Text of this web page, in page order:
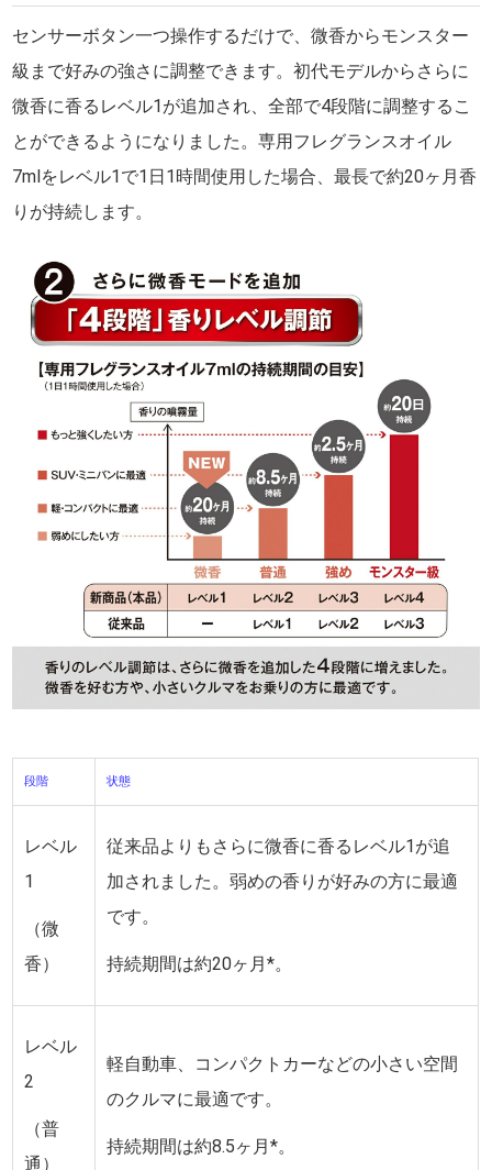
センサーボタン一つ操作するだけで、微香からモンスター
級まで好みの強さに調整できます。初代モデルからさらに
微香に香るレベル1が追加され、全部で4段階に調整するこ
とができるようになりました。専用フレグランスオイル
7mlをレベル1で1日1時間使用した場合、最長で約20ヶ月香
りが持続します。
段階 状態
レベル
1
（微
香）
従来品よりもさらに微香に香るレベル1が追
加されました。弱めの香りが好みの方に最適
です。
持続期間は約20ヶ月*。
レベル
2
（普
通）
軽自動車、コンパクトカーなどの小さい空間
のクルマに最適です。
持続期間は約8.5ヶ月*。